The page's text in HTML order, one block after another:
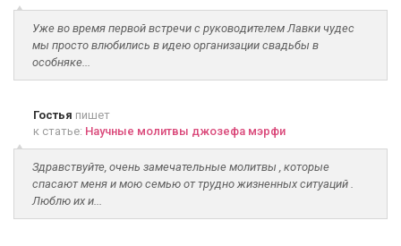
Уже во время первой встречи с руководителем Лавки чудес
мы просто влюбились в идею организации свадьбы в
особняке...
Гостья пишет
к статье: Научные молитвы джозефа мэрфи
Здравствуйте, очень замечательные молитвы , которые
спасают меня и мою семью от трудно жизненных ситуаций .
Люблю их и...